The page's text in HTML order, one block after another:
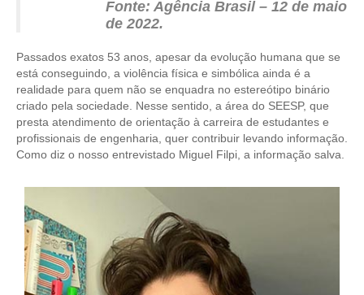
AUTÔNOMOS E SERVIÇOS
GUIA DAS ENGENHARIAS
CONTATO
CURSOS
PLATAFORMAS GRATUITAS
BENEFÍCIOS
Fonte: Agência Brasil – 12 de maio
de 2022.
Passados exatos 53 anos, apesar da evolução humana que se
está conseguindo, a violência física e simbólica ainda é a
realidade para quem não se enquadra no estereótipo binário
criado pela sociedade. Nesse sentido, a área do SEESP, que
presta atendimento de orientação à carreira de estudantes e
profissionais de engenharia, quer contribuir levando informação.
Como diz o nosso entrevistado Miguel Filpi, a informação salva.